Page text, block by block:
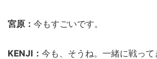
宮原： 今もすごいです。
KENJI： 今も、そうね。一緒に戦っ